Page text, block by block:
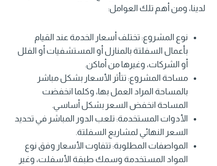
لدينا، ومن أهم تلك العوامل:
نوع المشروع: تختلف أسعار الخدمة عند القيام
بأعمال السفلتة بالمنازل أو المستشفيات أو الفلل
أو الشركات، وغيرها من أماكن.
مساحة المشروع: تتأثر الأسعار بشكل مباشر
بالمساحة المراد العمل بها، وكلما انخفضت
المساحة انخفض السعر بشكل أساسي.
الأدوات المستخدمة: تلعب الدور المباشر في تحديد
السعر النهائي لمشاريع السفلتة.
المواصفات المطلوبة: تتفاوت الأسعار وفق نوع
المواد المستخدمة وسمك طبقة الأسفلت، وغير